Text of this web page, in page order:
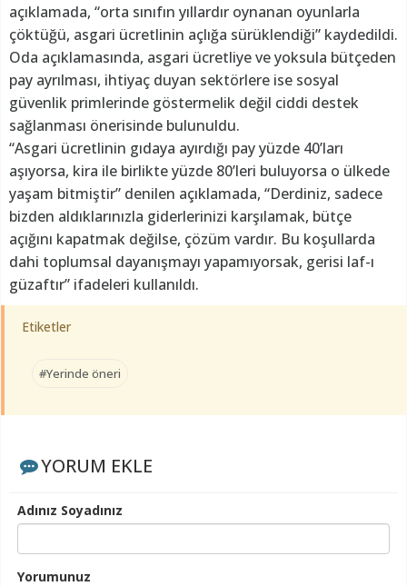
açıklamada, “orta sınıfın yıllardır oynanan oyunlarla
çöktüğü, asgari ücretlinin açlığa sürüklendiği” kaydedildi.
Oda açıklamasında, asgari ücretliye ve yoksula bütçeden
pay ayrılması, ihtiyaç duyan sektörlere ise sosyal
güvenlik primlerinde göstermelik değil ciddi destek
sağlanması önerisinde bulunuldu.
“Asgari ücretlinin gıdaya ayırdığı pay yüzde 40’ları
aşıyorsa, kira ile birlikte yüzde 80’leri buluyorsa o ülkede
yaşam bitmiştir” denilen açıklamada, “Derdiniz, sadece
bizden aldıklarınızla giderlerinizi karşılamak, bütçe
açığını kapatmak değilse, çözüm vardır. Bu koşullarda
dahi toplumsal dayanışmayı yapamıyorsak, gerisi laf-ı
güzaftır” ifadeleri kullanıldı.
Etiketler
#Yerinde öneri
YORUM EKLE
Adınız Soyadınız
Yorumunuz